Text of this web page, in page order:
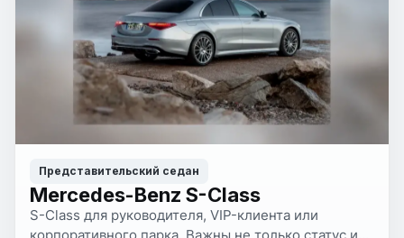
Представительский седан
Mercedes-Benz S-Class
S-Class для руководителя, VIP-клиента или